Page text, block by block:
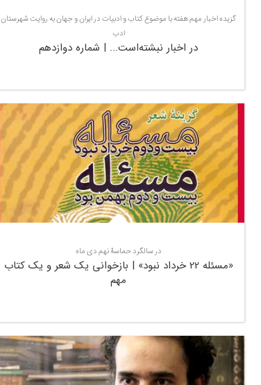
گزیده اخبار مهم هفته با موضوع کتاب و ادبیات در ایران و جهان به روایت شهرستان
ادب
در اخبار نبشته‌است... | شماره دوازدهم
در سالگرد حماسۀ نهم دی ماه
«مسئله 22 خرداد نبود» | بازخوانی یک شعر و یک کتاب
مهم